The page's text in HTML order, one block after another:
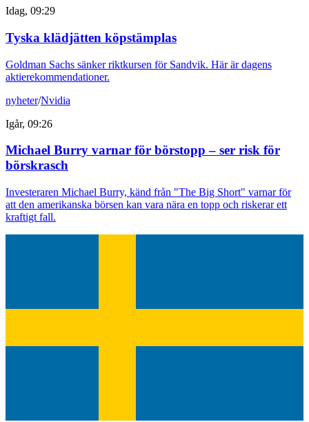
Idag, 09:29
Tyska klädjätten köpstämplas
Goldman Sachs sänker riktkursen för Sandvik. Här är dagens
aktierekommendationer.
nyheter/Nvidia
Igår, 09:26
Michael Burry varnar för börstopp – ser risk för
börskrasch
Investeraren Michael Burry, känd från "The Big Short" varnar för
att den amerikanska börsen kan vara nära en topp och riskerar ett
kraftigt fall.